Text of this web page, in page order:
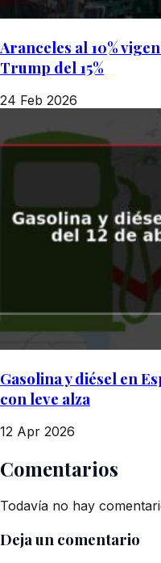
Aranceles al 10%
Trump del 15%
24 Feb 2026
Gasolina y diésel en
con leve alza
12 Apr 2026
Comentarios
Todavía no hay
Deja un comentario